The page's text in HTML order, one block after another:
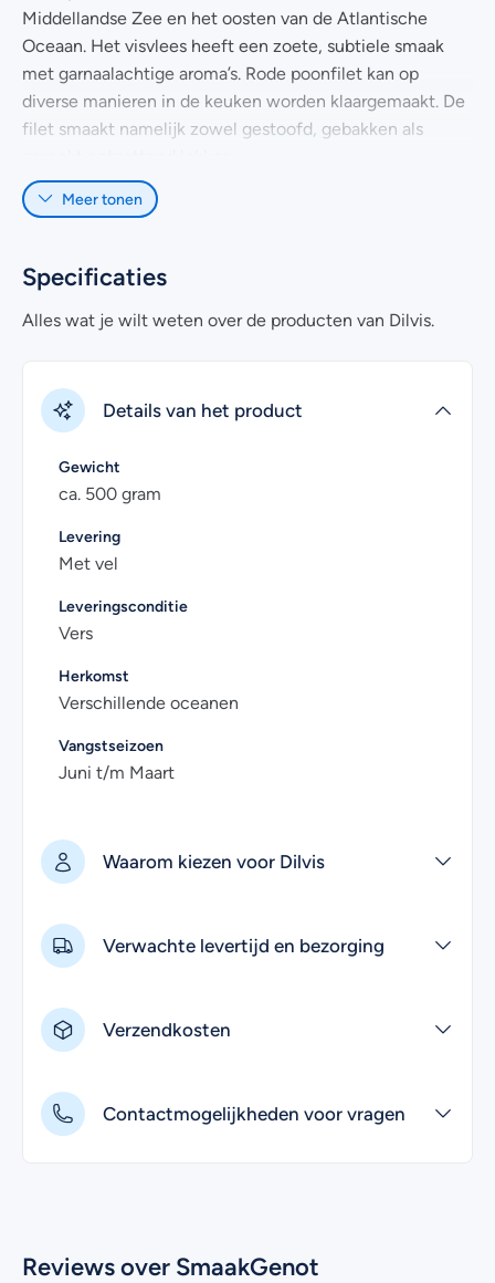
Middellandse Zee en het oosten van de Atlantische
Oceaan. Het visvlees heeft een zoete, subtiele smaak
met garnaalachtige aroma’s. Rode poonfilet kan op
diverse manieren in de keuken worden klaargemaakt. De
filet smaakt namelijk zowel gestoofd, gebakken als
Het visvlees van rode poon
het vel gebakken, maar bijvoorbeeld ook heerlijk
gemarineerd op de barbecue.
verse rode poonfilet wordt per 500 gram vacuüm verpakt
en natuurlijk gekoeld thuisbezorgd.
poonfilet? Kijk dan eens bij de
Uiteraard kan je voor meer informatie ook contact met
ons opnemen. Wij helpen je graag!
Meer tonen
Specificaties
Alles wat je wilt weten over de producten van Dilvis.
Details van het product
Gewicht
ca. 500 gram
Levering
Met vel
Leveringsconditie
Vers
Herkomst
Verschillende oceanen
Vangstseizoen
Juni t/m Maart
Waarom kiezen voor Dilvis
Verwachte levertijd en bezorging
Verzendkosten
Contactmogelijkheden voor vragen
Reviews over SmaakGenot